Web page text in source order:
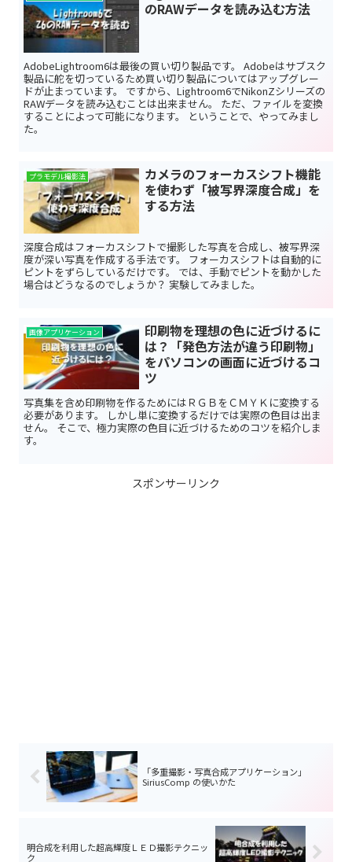
のRAWデータを読み込む方法
AdobeLightroom6は最後の買い切り製品です。 Adobeはサブスク
製品に舵を切っているため買い切り製品についてはアップグレー
ドが止まっています。 ですから、Lightroom6でNikonZシリーズの
RAWデータを読み込むことは出来ません。 ただ、ファイルを変換
することによって可能になります。 ということで、やってみまし
た。
プラモデル撮影法
カメラのフォーカスシフト機能
を使わず「被写界深度合成」を
する方法
深度合成はフォーカスシフトで撮影した写真を合成し、被写界深
度が深い写真を作成する手法です。 フォーカスシフトは自動的に
ピントをずらしているだけです。 では、手動でピントを動かした
場合はどうなるのでしょうか？ 実験してみました。
画像アプリケーション
印刷物を理想の色に近づけるに
は？「発色方法が違う印刷物」
をパソコンの画面に近づけるコ
ツ
写真集を含め印刷物を作るためにはＲＧＢをＣＭＹＫに変換する
必要があります。 しかし単に変換するだけでは実際の色目は出ま
せん。 そこで、極力実際の色目に近づけるためのコツを紹介しま
す。
スポンサーリンク
「多重撮影・写真合成アプリケーション」
SiriusComp の使いかた
明合成を利用した超高輝度ＬＥＤ撮影テクニッ
ク